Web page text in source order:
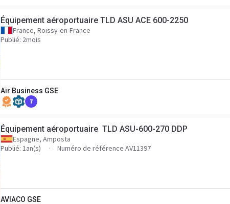
Équipement aéroportuaire TLD ASU ACE 600-2250
France, Roissy-en-France
Publié: 2mois
Air Business GSE
7
Équipement aéroportuaire TLD ASU-600-270 DDP
Espagne, Amposta
Publié: 1an(s)
Numéro de référence AV11397
AVIACO GSE